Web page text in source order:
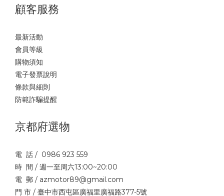
顧客服務
最新活動
會員等級
購物須知
電子發票說明
條款與細則
防範詐騙提醒
京都府選物
電 話 / 0986 923 559
時 間 / 週一至周六13:00~20:00
電 郵 / azmotor89@gmail.com
門 市 / 臺中市西屯區廣福里廣福路377-5號